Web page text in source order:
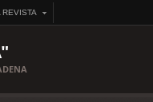
REVISTA